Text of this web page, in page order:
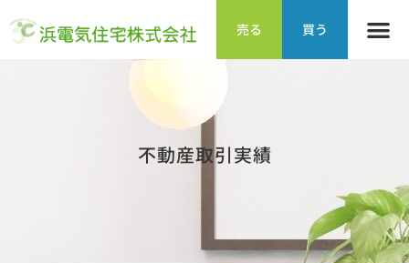
売る 買う
不動産取引実績